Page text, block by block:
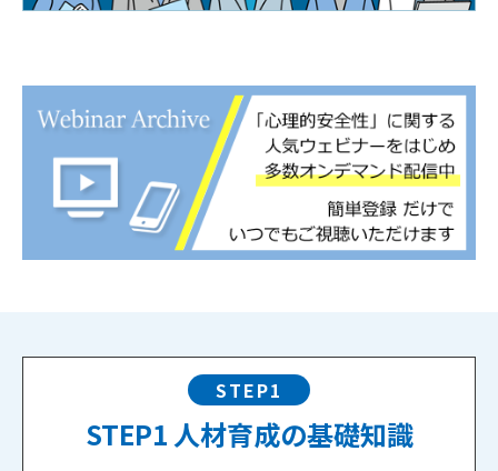
STEP1
STEP1 人材育成の基礎知識